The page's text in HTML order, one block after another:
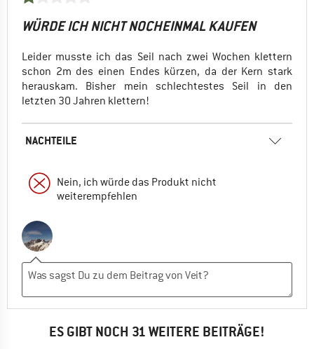
WÜRDE ICH NICHT NOCHEINMAL KAUFEN
Leider musste ich das Seil nach zwei Wochen klettern
schon 2m des einen Endes kürzen, da der Kern stark
herauskam. Bisher mein schlechtestes Seil in den
letzten 30 Jahren klettern!
NACHTEILE
Nein, ich würde das Produkt nicht
weiterempfehlen
ES GIBT NOCH 31 WEITERE BEITRÄGE!